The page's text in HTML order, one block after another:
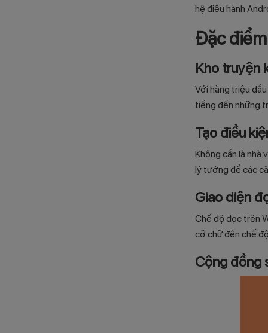
hệ điều hành
Đặc
Kho truyện
Với hàng triệu
tiếng đến những
Tạo điều
Không cần là nhà
lý tưởng để các
Giao diện
Chế độ đọc trên
cỡ chữ đến chế
Cộng đồng